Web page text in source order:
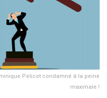
Pelicot condamné à la peine
maximale !